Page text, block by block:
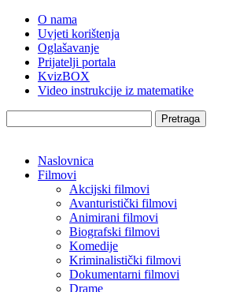
O nama
Uvjeti korištenja
Oglašavanje
Prijatelji portala
KvizBOX
Video instrukcije iz matematike
Pretraga
Naslovnica
Filmovi
Akcijski filmovi
Avanturistički filmovi
Animirani filmovi
Biografski filmovi
Komedije
Kriminalistički filmovi
Dokumentarni filmovi
Drame